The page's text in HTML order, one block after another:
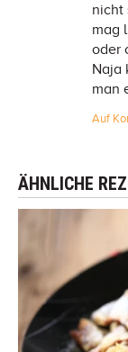
nicht
mag
oder
Naja
man
Auf
ÄHNLICHE